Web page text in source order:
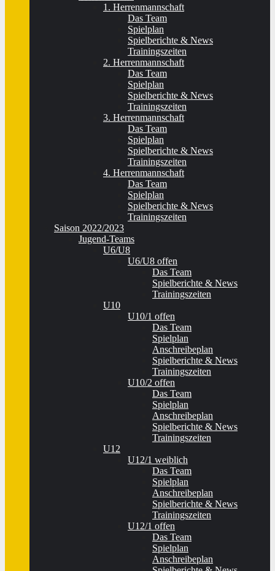
1. Herrenmannschaft
Das Team
Spielplan
Spielberichte & News
Trainingszeiten
2. Herrenmannschaft
Das Team
Spielplan
Spielberichte & News
Trainingszeiten
3. Herrenmannschaft
Das Team
Spielplan
Spielberichte & News
Trainingszeiten
4. Herrenmannschaft
Das Team
Spielplan
Spielberichte & News
Trainingszeiten
Saison 2022/2023
Jugend-Teams
U6/U8
U6/U8 offen
Das Team
Spielberichte & News
Trainingszeiten
U10
U10/1 offen
Das Team
Spielplan
Anschreibeplan
Spielberichte & News
Trainingszeiten
U10/2 offen
Das Team
Spielplan
Anschreibeplan
Spielberichte & News
Trainingszeiten
U12
U12/1 weiblich
Das Team
Spielplan
Anschreibeplan
Spielberichte & News
Trainingszeiten
U12/1 offen
Das Team
Spielplan
Anschreibeplan